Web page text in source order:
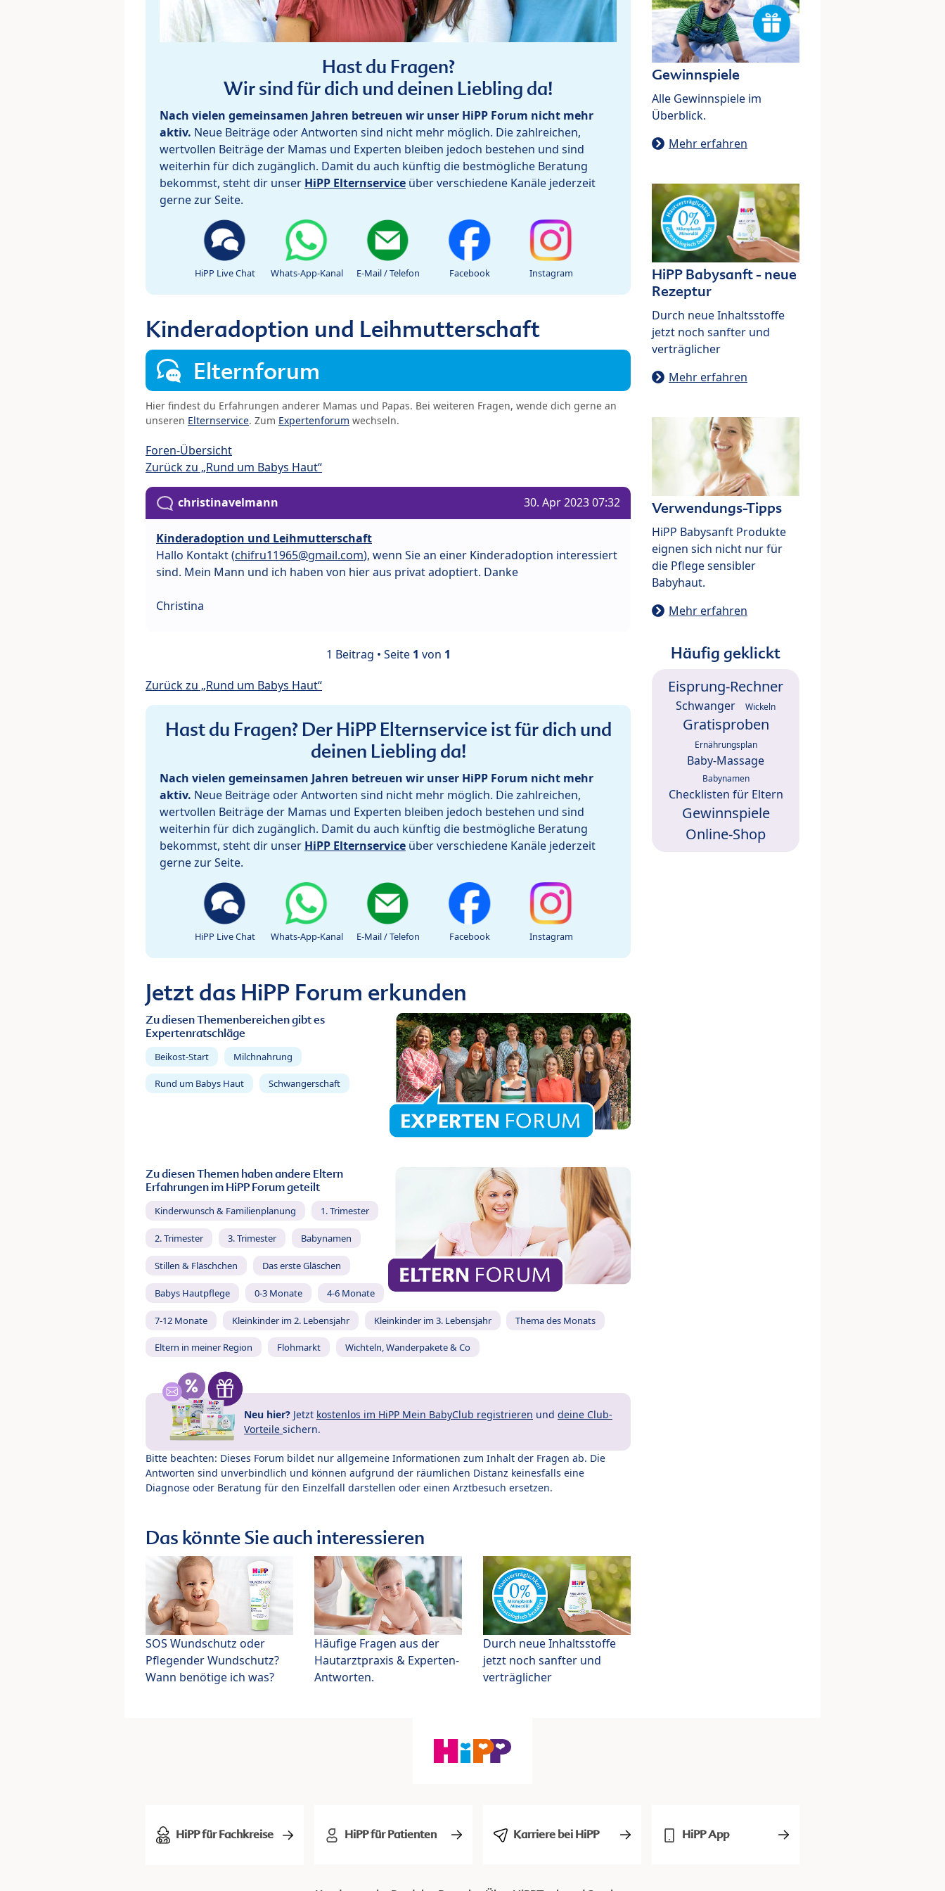
Hast du Fragen?
Wir sind für dich und deinen Liebling da!
Nach vielen gemeinsamen Jahren betreuen wir unser HiPP Forum nicht mehr
aktiv. Neue Beiträge oder Antworten sind nicht mehr möglich. Die zahlreichen,
wertvollen Beiträge der Mamas und Experten bleiben jedoch bestehen und sind
weiterhin für dich zugänglich. Damit du auch künftig die bestmögliche Beratung
bekommst, steht dir unser HiPP Elternservice über verschiedene Kanäle jederzeit
gerne zur Seite.
HiPP Live Chat Whats-App-Kanal E-Mail / Telefon Facebook Instagram
Kinderadoption und Leihmutterschaft
Elternforum
Hier findest du Erfahrungen anderer Mamas und Papas. Bei weiteren Fragen, wende dich gerne an
unseren Elternservice. Zum Expertenforum wechseln.
Foren-Übersicht
Zurück zu „Rund um Babys Haut“
christinavelmann 30. Apr 2023 07:32
Kinderadoption und Leihmutterschaft
Hallo Kontakt (chifru11965@gmail.com), wenn Sie an einer Kinderadoption interessiert
sind. Mein Mann und ich haben von hier aus privat adoptiert. Danke
Christina
1 Beitrag • Seite 1 von 1
Zurück zu „Rund um Babys Haut“
Hast du Fragen? Der HiPP Elternservice ist für dich und
deinen Liebling da!
Nach vielen gemeinsamen Jahren betreuen wir unser HiPP Forum nicht mehr
aktiv. Neue Beiträge oder Antworten sind nicht mehr möglich. Die zahlreichen,
wertvollen Beiträge der Mamas und Experten bleiben jedoch bestehen und sind
weiterhin für dich zugänglich. Damit du auch künftig die bestmögliche Beratung
bekommst, steht dir unser HiPP Elternservice über verschiedene Kanäle jederzeit
gerne zur Seite.
HiPP Live Chat Whats-App-Kanal E-Mail / Telefon Facebook Instagram
Jetzt das HiPP Forum erkunden
Zu diesen Themenbereichen gibt es
Expertenratschläge
Beikost-Start Milchnahrung
Rund um Babys Haut Schwangerschaft
Zu diesen Themen haben andere Eltern
Erfahrungen im HiPP Forum geteilt
Kinderwunsch & Familienplanung 1. Trimester
2. Trimester 3. Trimester Babynamen
Stillen & Fläschchen Das erste Gläschen
Babys Hautpflege 0-3 Monate 4-6 Monate
7-12 Monate Kleinkinder im 2. Lebensjahr Kleinkinder im 3. Lebensjahr Thema des Monats
Eltern in meiner Region Flohmarkt Wichteln, Wanderpakete & Co
Neu hier? Jetzt kostenlos im HiPP Mein BabyClub registrieren und deine Club-
Vorteile sichern.
Bitte beachten: Dieses Forum bildet nur allgemeine Informationen zum Inhalt der Fragen ab. Die
Antworten sind unverbindlich und können aufgrund der räumlichen Distanz keinesfalls eine
Diagnose oder Beratung für den Einzelfall darstellen oder einen Arztbesuch ersetzen.
Das könnte Sie auch interessieren
SOS Wundschutz oder
Pflegender Wundschutz?
Wann benötige ich was?
Häufige Fragen aus der
Hautarztpraxis & Experten-
Antworten.
Durch neue Inhaltsstoffe
jetzt noch sanfter und
verträglicher
Gewinnspiele
Alle Gewinnspiele im
Überblick.
Mehr erfahren
HiPP Babysanft - neue
Rezeptur
Durch neue Inhaltsstoffe
jetzt noch sanfter und
verträglicher
Mehr erfahren
Verwendungs-Tipps
HiPP Babysanft Produkte
eignen sich nicht nur für
die Pflege sensibler
Babyhaut.
Mehr erfahren
Häufig geklickt
Eisprung-Rechner
Schwanger Wickeln
Gratisproben
Ernährungsplan
Baby-Massage
Babynamen
Checklisten für Eltern
Gewinnspiele
Online-Shop
HiPP für Fachkreise HiPP für Patienten Karriere bei HiPP HiPP App